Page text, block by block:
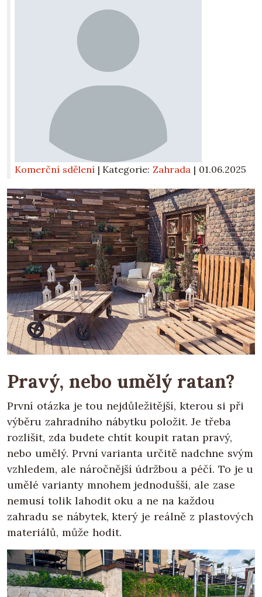
Komerční sdělení | Kategorie:Zahrada | 01.06.2025
Pravý, nebo umělý ratan?
První otázka je tou nejdůležitější, kterou si při
výběru zahradního nábytku položit. Je třeba
rozlišit, zda budete chtít koupit ratan pravý,
nebo umělý. První varianta určitě nadchne svým
vzhledem, ale náročnější údržbou a péčí. To je u
umělé varianty mnohem jednodušší, ale zase
nemusí tolik lahodit oku a ne na každou
zahradu se nábytek, který je reálně z plastových
materiálů, může hodit.